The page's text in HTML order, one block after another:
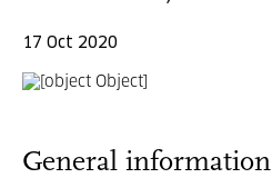
17 Oct 2020
General information